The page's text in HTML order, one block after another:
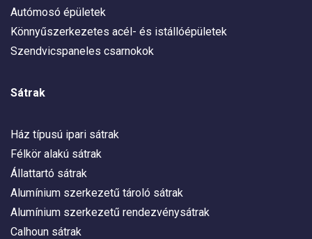
Autómosó épületek
Könnyűszerkezetes acél- és istállóépületek
Szendvicspaneles csarnokok
Sátrak
Ház típusú ipari sátrak
Félkör alakú sátrak
Állattartó sátrak
Alumínium szerkezetű tároló sátrak
Alumínium szerkezetű rendezvénysátrak
Calhoun sátrak